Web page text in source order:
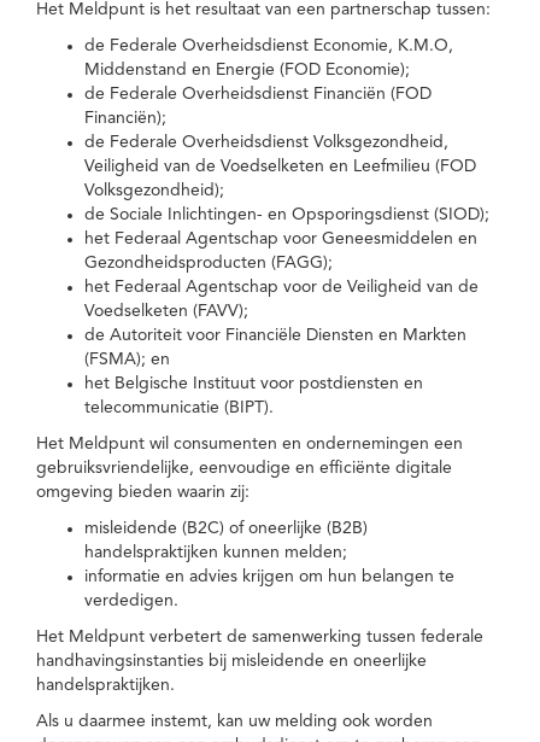
Het Meldpunt is het resultaat van een partnerschap tussen:
de Federale Overheidsdienst Economie, K.M.O,
Middenstand en Energie (FOD Economie);
de Federale Overheidsdienst Financiën (FOD
Financiën);
de Federale Overheidsdienst Volksgezondheid,
Veiligheid van de Voedselketen en Leefmilieu (FOD
Volksgezondheid);
de Sociale Inlichtingen- en Opsporingsdienst (SIOD);
het Federaal Agentschap voor Geneesmiddelen en
Gezondheidsproducten (FAGG);
het Federaal Agentschap voor de Veiligheid van de
Voedselketen (FAVV);
de Autoriteit voor Financiële Diensten en Markten
(FSMA); en
het Belgische Instituut voor postdiensten en
telecommunicatie (BIPT).
Het Meldpunt wil consumenten en ondernemingen een
gebruiksvriendelijke, eenvoudige en efficiënte digitale
omgeving bieden waarin zij:
misleidende (B2C) of oneerlijke (B2B)
handelspraktijken kunnen melden;
informatie en advies krijgen om hun belangen te
verdedigen.
Het Meldpunt verbetert de samenwerking tussen federale
handhavingsinstanties bij misleidende en oneerlijke
handelspraktijken.
Als u daarmee instemt, kan uw melding ook worden